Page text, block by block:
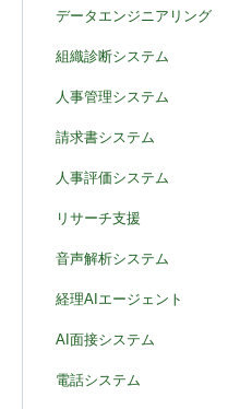
データエンジニアリング
組織診断システム
人事管理システム
請求書システム
人事評価システム
リサーチ支援
音声解析システム
経理AIエージェント
AI面接システム
電話システム